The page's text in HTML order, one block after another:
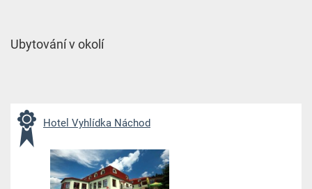
Ubytování v okolí
Hotel Vyhlídka Náchod